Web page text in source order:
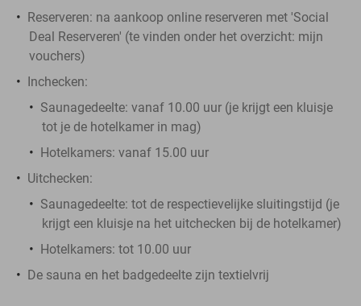
Reserveren: na aankoop online reserveren met 'Social
Deal Reserveren' (te vinden onder het overzicht: mijn
vouchers)
Inchecken:
Saunagedeelte: vanaf 10.00 uur (je krijgt een kluisje
tot je de hotelkamer in mag)
Hotelkamers: vanaf 15.00 uur
Uitchecken:
Saunagedeelte: tot de respectievelijke sluitingstijd (je
krijgt een kluisje na het uitchecken bij de hotelkamer)
Hotelkamers: tot 10.00 uur
De sauna en het badgedeelte zijn textielvrij